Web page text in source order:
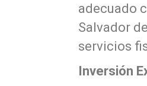
adecuado
Salvador
servicios
Inversión